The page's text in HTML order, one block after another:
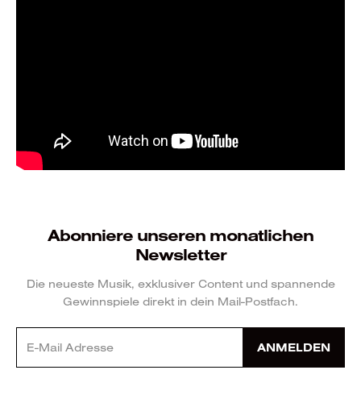
Abonniere unseren monatlichen
Newsletter
Die neueste Musik, exklusiver Content und spannende
Gewinnspiele direkt in dein Mail-Postfach.
ANMELDEN